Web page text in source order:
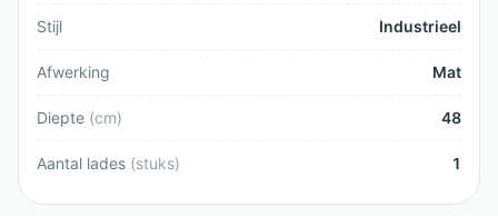
Stijl Industrieel
Afwerking Mat
Diepte (cm) 48
Aantal lades (stuks) 1